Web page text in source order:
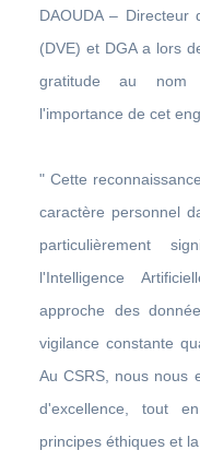
DAOUDA – Directeur
(DVE) et DGA a lors
gratitude au nom
l'importance de cet
" Cette
caractère personnel
particulièrement
l'Intelligence
approche des
vigilance constante
Au CSRS, nous nous
d'excellence, tout
principes éthiques et